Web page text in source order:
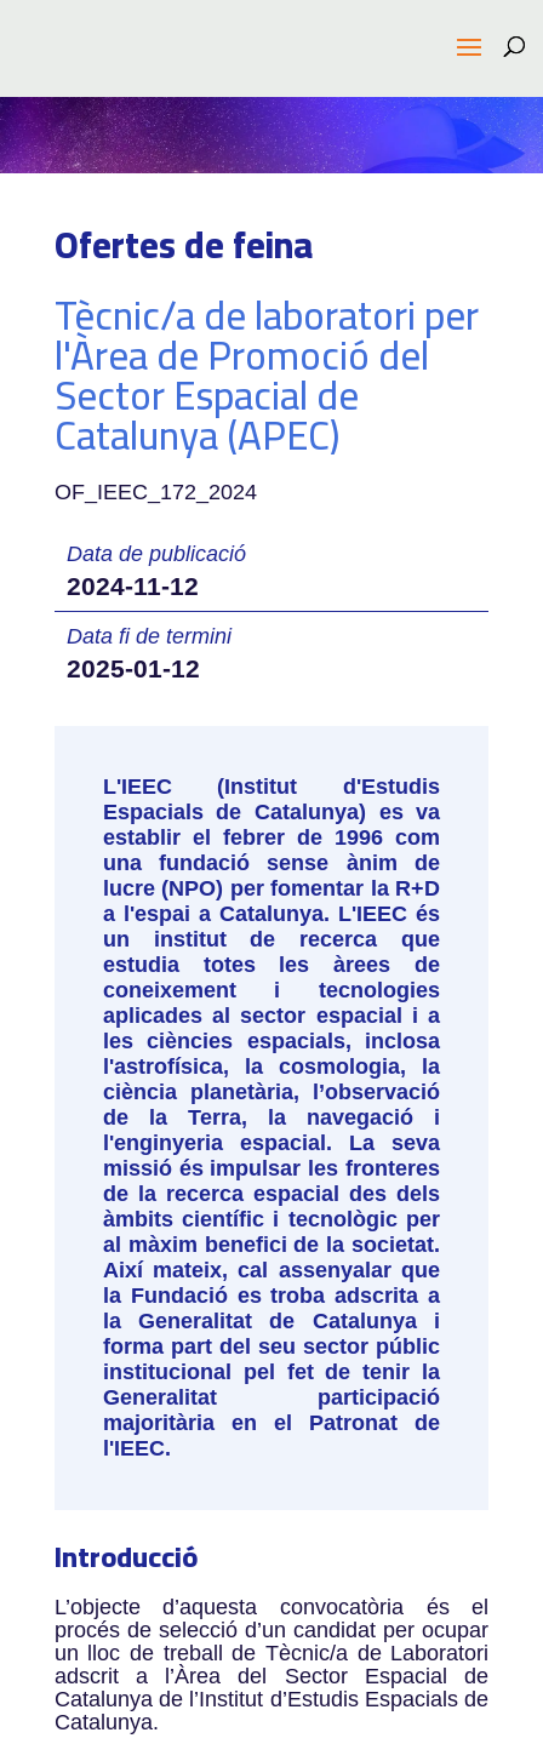
Ofertes de feina
Tècnic/a de laboratori per
l'Àrea de Promoció del
Sector Espacial de
Catalunya (APEC)
OF_IEEC_172_2024
Data de publicació
2024-11-12
Data fi de termini
2025-01-12
L'IEEC (Institut d'Estudis
Espacials de Catalunya) es va
establir el febrer de 1996 com
una fundació sense ànim de
lucre (NPO) per fomentar la R+D
a l'espai a Catalunya. L'IEEC és
un institut de recerca que
estudia totes les àrees de
coneixement i tecnologies
aplicades al sector espacial i a
les ciències espacials, inclosa
l'astrofísica, la cosmologia, la
ciència planetària, l’observació
de la Terra, la navegació i
l'enginyeria espacial. La seva
missió és impulsar les fronteres
de la recerca espacial des dels
àmbits científic i tecnològic per
al màxim benefici de la societat.
Així mateix, cal assenyalar que
la Fundació es troba adscrita a
la Generalitat de Catalunya i
forma part del seu sector públic
institucional pel fet de tenir la
Generalitat participació
majoritària en el Patronat de
l'IEEC.
Introducció
L’objecte d’aquesta convocatòria és el
procés de selecció d’un candidat per ocupar
un lloc de treball de Tècnic/a de Laboratori
adscrit a l’Àrea del Sector Espacial de
Catalunya de l’Institut d’Estudis Espacials de
Catalunya.